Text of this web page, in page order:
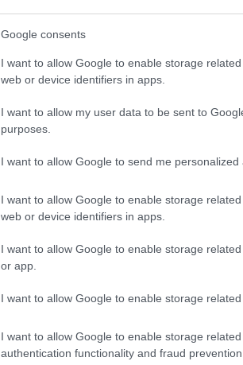
Google consents
I want to allow Google to enable storage
web or device identifiers in apps.
I want to allow my user data to be sent to
purposes.
I want to allow Google to send me personalized
I want to allow Google to enable storage
web or device identifiers in apps.
I want to allow Google to enable storage
or app.
I want to allow Google to enable storage related
I want to allow Google to enable storage
authentication functionality and fraud